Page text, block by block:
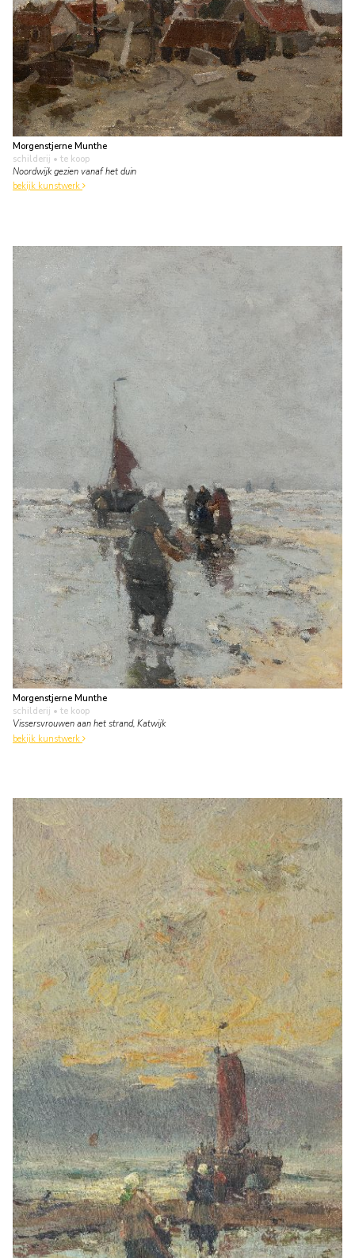
Morgenstjerne Munthe
schilderij • te koop
Noordwijk gezien vanaf het duin
bekijk kunstwerk
Morgenstjerne Munthe
schilderij • te koop
Vissersvrouwen aan het strand, Katwijk
bekijk kunstwerk